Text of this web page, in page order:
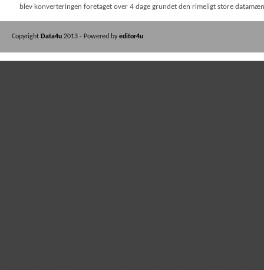
blev konverteringen foretaget over 4 dage grundet den rimeligt store
Copyright Data4u 2013 - Powered by editor4u